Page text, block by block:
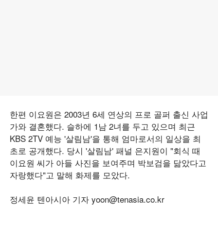
한편 이요원은 2003년 6세 연상의 프로 골퍼 출신 사업
가와 결혼했다. 슬하에 1남 2녀를 두고 있으며 최근
KBS 2TV 예능 '살림남'을 통해 엄마로서의 일상을 최
초로 공개했다. 당시 '살림남' 패널 은지원이 "회식 때
이요원 씨가 아들 사진을 보여주며 박보검을 닮았다고
자랑했다"고 말해 화제를 모았다.
정세윤 텐아시아 기자 yoon@tenasia.co.kr